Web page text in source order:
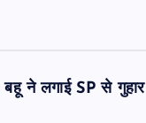
ने लगाई SP से गुहार